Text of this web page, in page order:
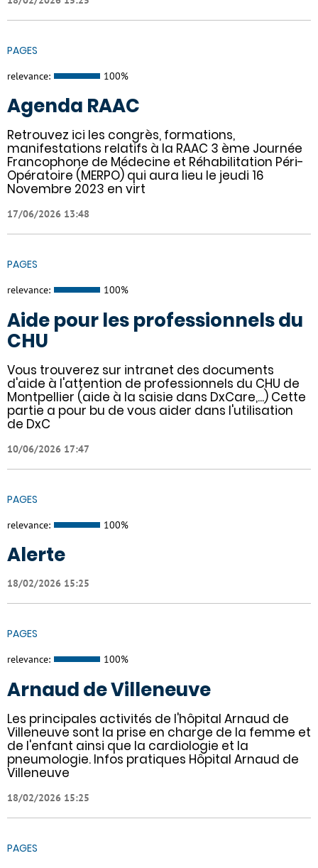
PAGES
relevance: 100%
Agenda RAAC
Retrouvez ici les congrès, formations,
manifestations relatifs à la RAAC 3 ème Journée
Francophone de Médecine et Réhabilitation Péri-
Opératoire (MERPO) qui aura lieu le jeudi 16
Novembre 2023 en virt
17/06/2026 13:48
PAGES
relevance: 100%
Aide pour les professionnels du
CHU
Vous trouverez sur intranet des documents
d'aide à l'attention de professionnels du CHU de
Montpellier (aide à la saisie dans DxCare,...) Cette
partie a pour bu de vous aider dans l'utilisation
de DxC
10/06/2026 17:47
PAGES
relevance: 100%
Alerte
18/02/2026 15:25
PAGES
relevance: 100%
Arnaud de Villeneuve
Les principales activités de l'hôpital Arnaud de
Villeneuve sont la prise en charge de la femme et
de l'enfant ainsi que la cardiologie et la
pneumologie. Infos pratiques Hôpital Arnaud de
Villeneuve
18/02/2026 15:25
PAGES